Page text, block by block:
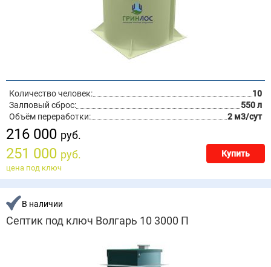
Количество человек:
10
Залповый сброс:
550 л
Объём переработки:
2 м3/сут
216 000 руб.
251 000 руб. Купить
цена под ключ
В наличии
Септик под ключ Волгарь 10 3000 П